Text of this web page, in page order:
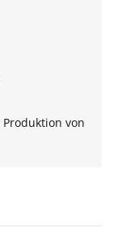
von